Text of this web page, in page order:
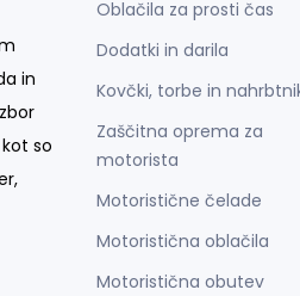
in
so
Oblačila za prosti čas
Dodatki in darila
Kovčki, torbe in
Zaščitna oprema za
motorista
Motoristične čelade
Motoristična oblačila
Motoristična obutev